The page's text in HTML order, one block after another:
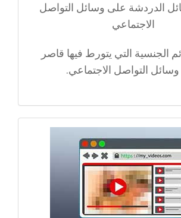
الدردشة على وسائل التواصل
الاجتماعي
الجنسية التي يتورط فيها قاصر
التواصل الاجتماعي.